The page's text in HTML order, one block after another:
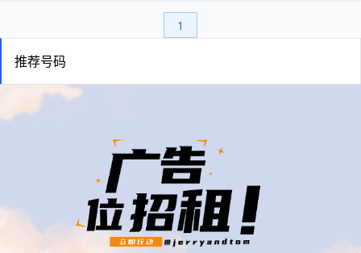
1
推荐号码